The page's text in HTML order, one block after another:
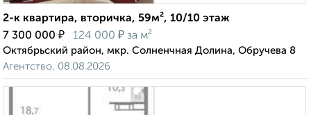
2-к квартира, вторичка, 59м², 10/10 этаж
7 300 000 ₽ 124 000 ₽ за м²
Октябрьский район, мкр. Солненчная Долина, Обручева 8
Агентство, 08.08.2026